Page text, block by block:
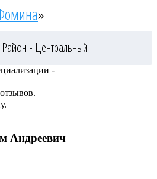
»
Район - Центральный
-
Андреевич